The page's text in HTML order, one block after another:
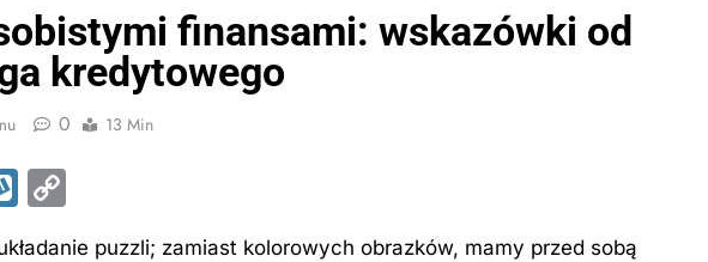
finansami: wskazówki od
kredytowego
0 13 Min
Wykop
puzzli; zamiast kolorowych obrazków, mamy przed sobą